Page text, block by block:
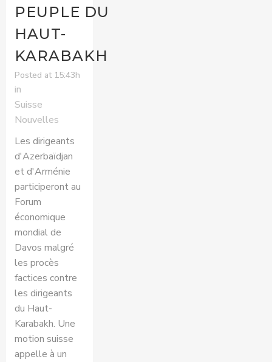
PEUPLE DU
HAUT-
KARABAKH
Posted at 15:43h
in
Suisse
Nouvelles
Les dirigeants
d'Azerbaïdjan
et d'Arménie
participeront au
Forum
économique
mondial de
Davos malgré
les procès
factices contre
les dirigeants
du Haut-
Karabakh. Une
motion suisse
appelle à un